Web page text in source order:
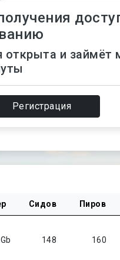
открыта и займёт
Регистрация
Сидов Пиров
148 160